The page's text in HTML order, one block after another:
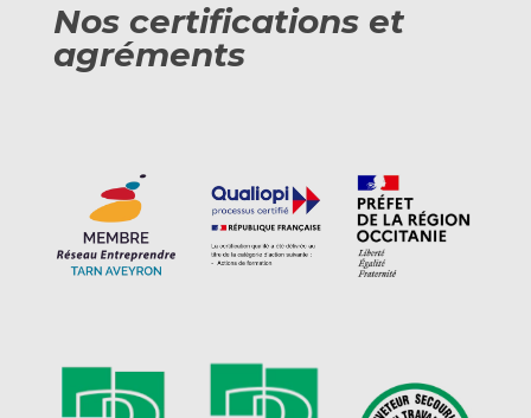
Nos certifications et
agréments